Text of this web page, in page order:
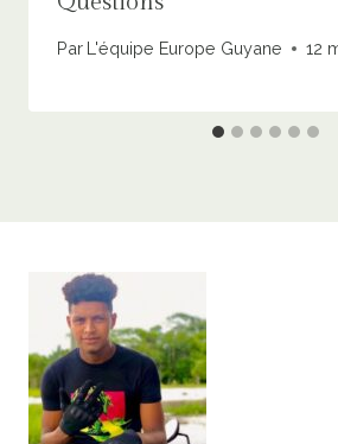
Par L'équipe Europe Guyane 12